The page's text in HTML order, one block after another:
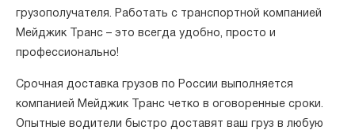
грузополучателя. Работать с транспортной компанией
Мейджик Транс – это всегда удобно, просто и
профессионально!
Срочная доставка грузов по России выполняется
компанией Мейджик Транс четко в оговоренные сроки.
Опытные водители быстро доставят ваш груз в любую